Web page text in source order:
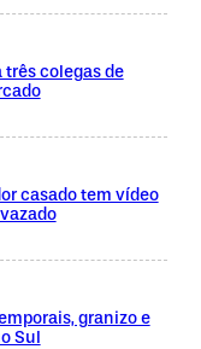
colegas de
casado tem vídeo
granizo e
Sul